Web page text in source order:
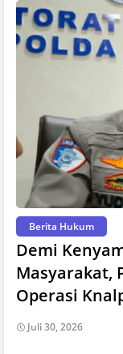
Berita Hukum
Demi
Masyarakat,
Operasi
Juli 30, 2026